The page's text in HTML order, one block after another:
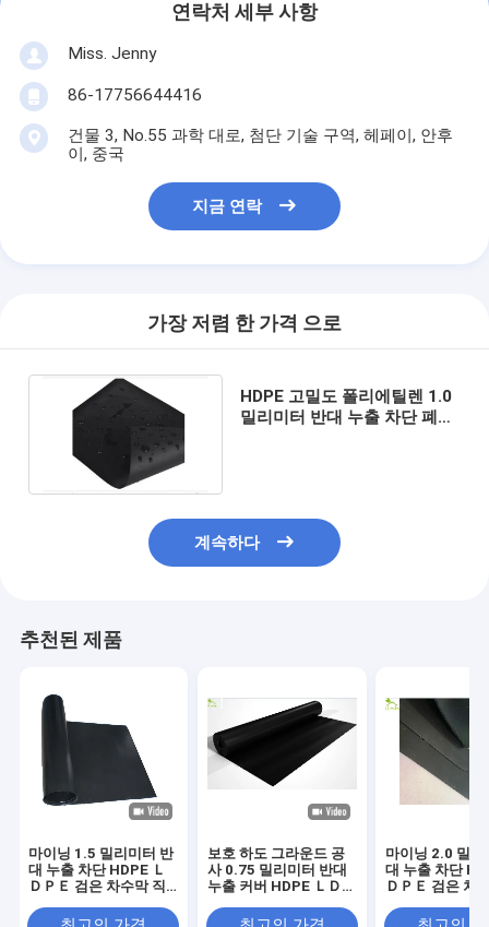
연락처 세부 사항
Miss. Jenny
86-17756644416
건물 3, No.55 과학 대로, 첨단 기술 구역, 헤페이, 안후
이, 중국
지금 연락
가장 저렴 한 가격 으로
HDPE 고밀도 폴리에틸렌 1.0
밀리미터 반대 누출 차단 폐허
계속하다
추천된 제품
마이닝 1.5 밀리미터 반
대 누출 차단 HDPE Ｌ
ＤＰＥ 검은 차수막 직
보호 하도 그라운드 공
사 0.75 밀리미터 반대
누출 커버 HDPE ＬＤＰ
이너
마이닝 2.0 밀리
대 누출 차단
ＤＰＥ 검은 차